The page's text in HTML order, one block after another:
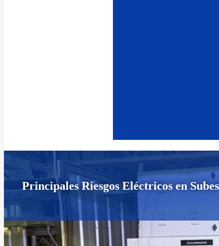
Principales Riesgos Eléctricos en